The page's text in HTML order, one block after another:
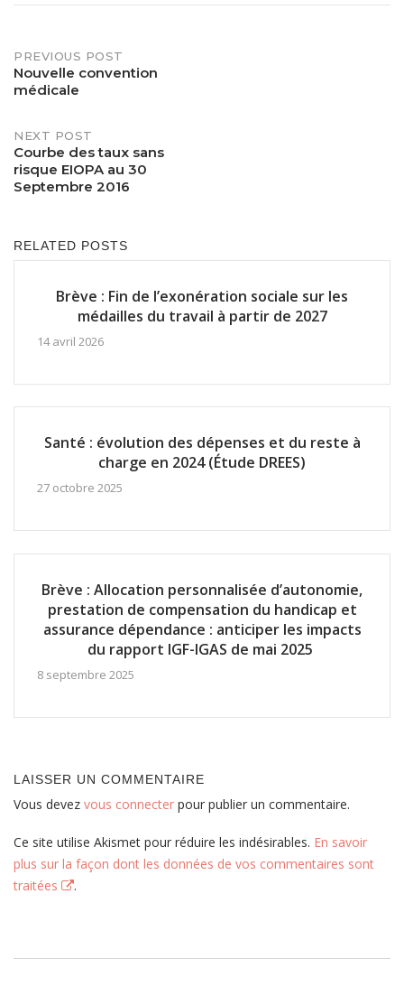
Post
PREVIOUS POST
Nouvelle convention
médicale
NEXT POST
Courbe des taux sans
risque EIOPA au 30
Septembre 2016
RELATED POSTS
Brève : Fin de l’exonération sociale sur les
médailles du travail à partir de 2027
14 avril 2026
Santé : évolution des dépenses et du reste à
charge en 2024 (Étude DREES)
27 octobre 2025
Brève : Allocation personnalisée d’autonomie,
prestation de compensation du handicap et
assurance dépendance : anticiper les impacts
du rapport IGF-IGAS de mai 2025
8 septembre 2025
LAISSER UN COMMENTAIRE
Vous devez vous connecter pour publier un commentaire.
Ce site utilise Akismet pour réduire les indésirables. En savoir
plus sur la façon dont les données de vos commentaires sont
traitées
.